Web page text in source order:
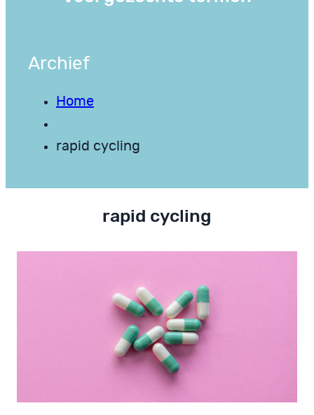
Archief
Home
rapid cycling
rapid cycling